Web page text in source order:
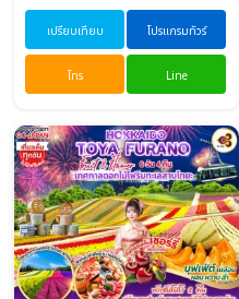
เปรียบเทียบ โปรแกรมทัวร์
โทร Line